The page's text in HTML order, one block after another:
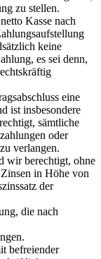
zu stellen.
Kasse nach
keine
es sei denn,
eine
ist insbesondere
sämtliche
oder
verlangen.
wir berechtigt, ohne
in Höhe von
der
die nach
befreiender